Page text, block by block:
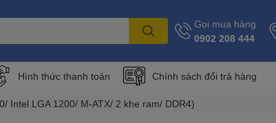
Gọi mua hàng
0902 208 444
Hình thức thanh toán Chính sách đổi trả hàng
Intel LGA 1200/ M-ATX/ 2 khe ram/ DDR4)